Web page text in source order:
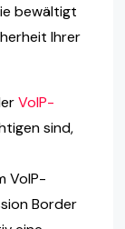
bewältigt
Ihrer
VoIP-
sind,
VoIP-
Border